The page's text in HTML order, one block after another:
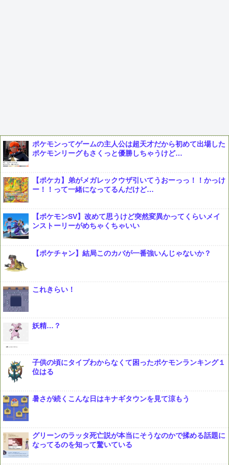
ポケモンってゲームの主人公は超天才だから初めて出場した
ポケモンリーグもさくっと優勝しちゃうけど…
【ポケカ】弟がメガレックウザ引いてうおーっっ！！かっけ
ー！！って一緒になってるんだけど…
【ポケモンSV】改めて思うけど突然変異かってくらいメイ
ンストーリーがめちゃくちゃいい
【ポケチャン】結局このカバが一番強いんじゃないか？
これきらい！
妖精…？
子供の頃にタイプわからなくて困ったポケモンランキング１
位はる
暑さが続くこんな日はキナギタウンを見て涼もう
グリーンのラッタ死亡説が本当にそうなのかで揉める話題に
なってるのを知って驚いている